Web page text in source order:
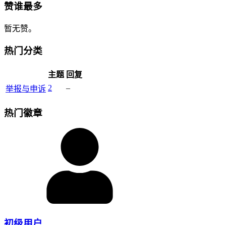
赞谁最多
暂无赞。
热门分类
主题 回复
举报与申诉 2 –
热门徽章